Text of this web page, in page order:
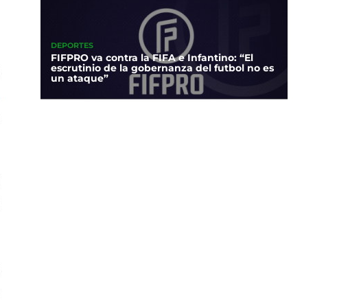
DEPORTES
FIFPRO va contra la FIFA e Infantino: “El
escrutinio de la gobernanza del futbol no es
un ataque”